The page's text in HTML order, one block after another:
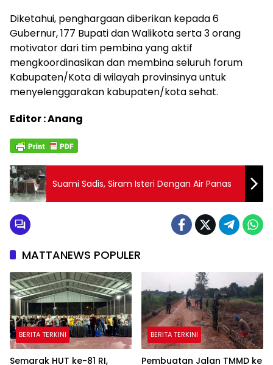
Diketahui, penghargaan diberikan kepada 6
Gubernur, 177 Bupati dan Walikota serta 3 orang
motivator dari tim pembina yang aktif
mengkoordinasikan dan membina seluruh forum
Kabupaten/Kota di wilayah provinsinya untuk
menyelenggarakan kabupaten/kota sehat.
Editor : Anang
Suami Sadis, Siram Isteri Dengan Air Panas
MATTANEWS POPULER
BERITA TERKINI
Semarak HUT ke-81 RI,
BERITA TERKINI
Pembuatan Jalan TMMD ke